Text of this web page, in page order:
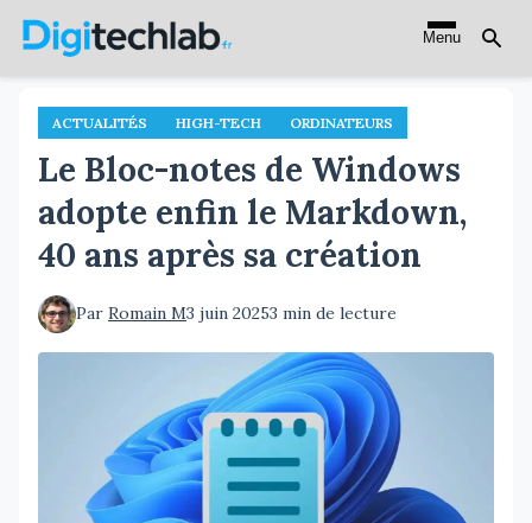
Aller
principal
Menu
ACTUALITÉS HIGH-TECH ORDINATEURS
Le Bloc-notes de Windows
adopte enfin le Markdown,
40 ans après sa création
Par Romain M3 juin 20253 min de lecture